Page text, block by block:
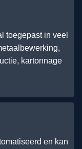
toegepast in veel
kartonnage
en kan